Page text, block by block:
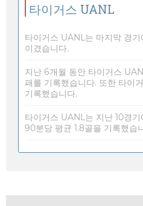
타이거스 UANL
타이거스 UANL는 마지막 경
이겼습니다.
지난 6개월 동안 타이거스
패를 기록했습니다. 또한 타이
기록했습니다.
타이거스 UANL는 지난 10경
90분당 평균 1.8골을 기록했습